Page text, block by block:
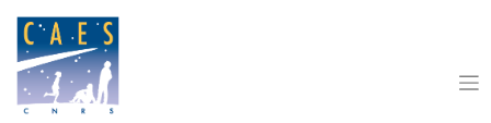
content